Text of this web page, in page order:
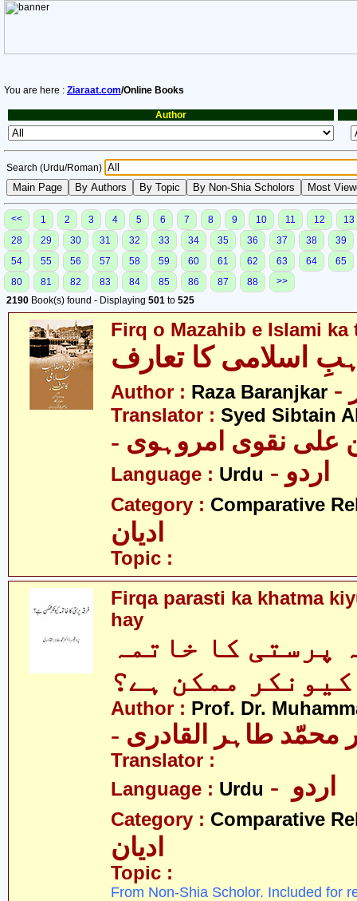
You are here : Ziaraat.com/Online Books
Author
Search (Urdu/Roman)
<< 1 2 3 4 5 6 7 8 9 10 11 12
13
28
29 30 31 32 33 34 35 36 37 38
39
54
55 56 57 58 59 60 61 62 63 64
65
80
81 82 83 84 85 86 87 88
>>
2190 Book(s) found - Displaying 501 to 525
Firq o Mazahib e Islami ka
اسلامی کا تعارف
Author : Raza Baranjkar
Translator : Syed Sibtain
علی نقوی امروہوی
Language : Urdu - اردو
Category : Comparative
ادیان
Topic :
Firqa parasti ka khatma
hay
پرستی کا خاتمہ
کیونکر ممکن ہے؟
Author : Prof. Dr.
محمّد طاہر القادری
Translator :
Language : Urdu
Category : Comparative
ادیان
Topic :
From Non-Shia Scholor. Included for